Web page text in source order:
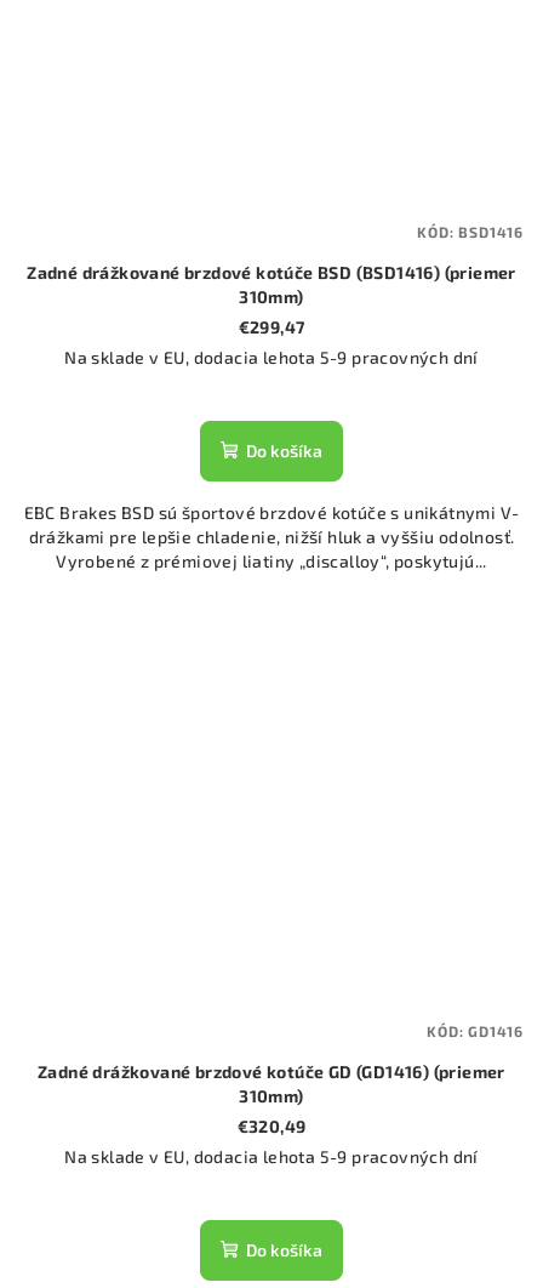
Zadné drážkované brzdové kotúče BSD (BSD1416) (priemer
310mm)
€299,47
Na sklade v EU, dodacia lehota 5-9 pracovných dní
Do košíka
EBC Brakes BSD sú športové brzdové kotúče s unikátnymi V-
drážkami pre lepšie chladenie, nižší hluk a vyššiu odolnosť.
Vyrobené z prémiovej liatiny „discalloy“, poskytujú...
KÓD:BSD1416
Zadné drážkované brzdové kotúče GD (GD1416) (priemer
310mm)
€320,49
Na sklade v EU, dodacia lehota 5-9 pracovných dní
Do košíka
KÓD:GD1416